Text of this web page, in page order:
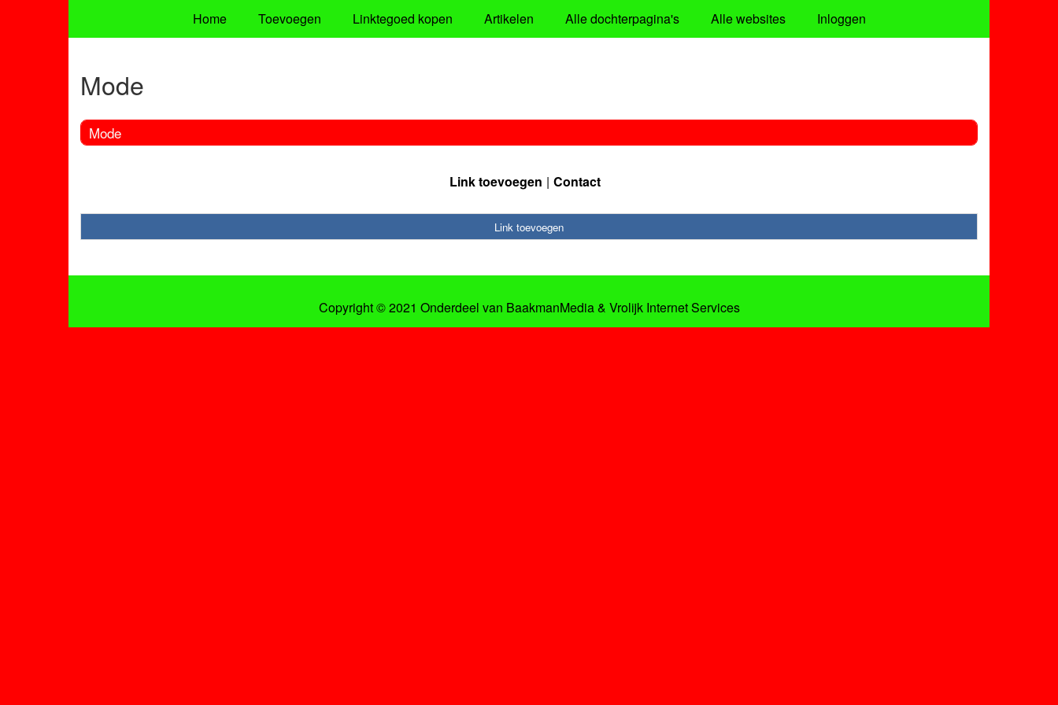
Home Toevoegen Linktegoed kopen Artikelen Alle dochterpagina's Alle websites Inloggen
Mode
Mode
Link toevoegen Contact
Link toevoegen
Copyright © 2021 Onderdeel van BaakmanMedia& Vrolijk Internet Services